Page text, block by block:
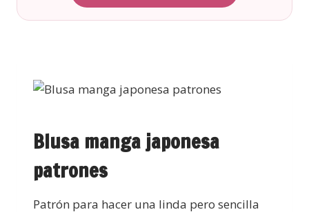
Blusa manga japonesa
patrones
Patrón para hacer una linda pero sencilla